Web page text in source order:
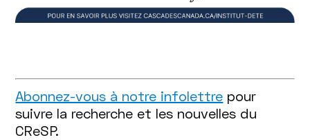
Abonnez-vous à notre infolettre pour
suivre la recherche et les nouvelles du
CReSP.